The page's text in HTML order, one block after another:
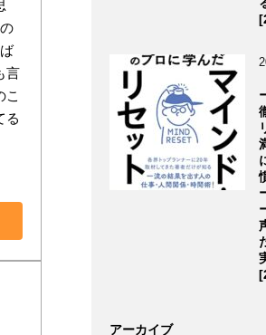
言
こ
る
アーカイブ